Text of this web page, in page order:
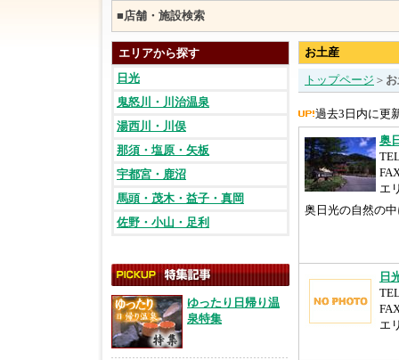
■店舗・施設検索
エリアから探す
日光
鬼怒川・川治温泉
湯西川・川俣
那須・塩原・矢板
宇都宮・鹿沼
馬頭・茂木・益子・真岡
佐野・小山・足利
ゆったり日帰り温
泉特集
お土産
トップページ ＞
過去3日内に更
奥
エ
奥日光の自然の
日
エ